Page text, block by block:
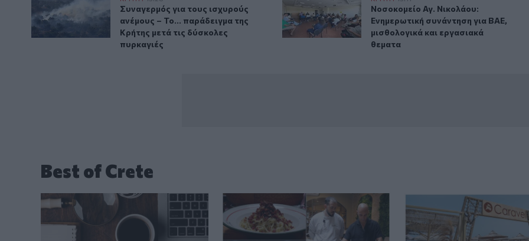
Συναγερμός για τους ισχυρούς ανέμους – Το... παράδειγμα της Κρήτης μετά τις δύσκολες
Συναγερμός για τους ισχυρούς
ανέμους – Το... παράδειγμα της
Κρήτης μετά τις δύσκολες
πυρκαγιές
Νοσοκομείο Αγ. Νικολάου:
Νοσοκομείο Αγ. Νικολάου:
Ενημερωτική συνάντηση για ΒΑΕ,
μισθολογικά και εργασιακά
θεματα
Best of Crete